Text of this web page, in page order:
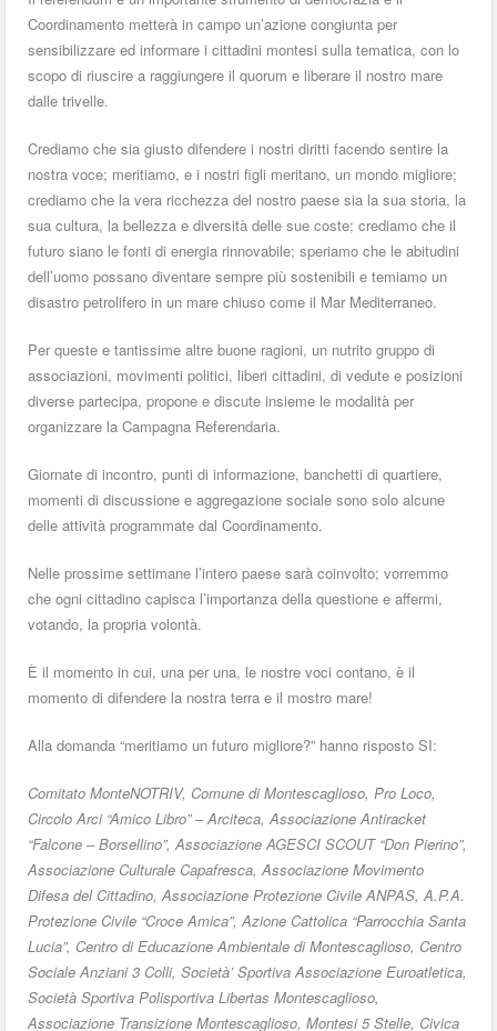
Coordinamento metterà in campo un’azione congiunta per
sensibilizzare ed informare i cittadini montesi sulla tematica, con lo
scopo di riuscire a raggiungere il quorum e liberare il nostro mare
dalle trivelle.
Crediamo che sia giusto difendere i nostri diritti facendo sentire la
nostra voce; meritiamo, e i nostri figli meritano, un mondo migliore;
crediamo che la vera ricchezza del nostro paese sia la sua storia, la
sua cultura, la bellezza e diversità delle sue coste; crediamo che il
futuro siano le fonti di energia rinnovabile; speriamo che le abitudini
dell’uomo possano diventare sempre più sostenibili e temiamo un
disastro petrolifero in un mare chiuso come il Mar Mediterraneo.
Per queste e tantissime altre buone ragioni, un nutrito gruppo di
associazioni, movimenti politici, liberi cittadini, di vedute e posizioni
diverse partecipa, propone e discute insieme le modalità per
organizzare la Campagna Referendaria.
Giornate di incontro, punti di informazione, banchetti di quartiere,
momenti di discussione e aggregazione sociale sono solo alcune
delle attività programmate dal Coordinamento.
Nelle prossime settimane l’intero paese sarà coinvolto; vorremmo
che ogni cittadino capisca l’importanza della questione e affermi,
votando, la propria volontà.
È il momento in cui, una per una, le nostre voci contano, è il
momento di difendere la nostra terra e il mostro mare!
Alla domanda “meritiamo un futuro migliore?” hanno risposto SI:
Comitato MonteNOTRIV, Comune di Montescaglioso, Pro Loco,
Circolo Arci “Amico Libro” – Arciteca, Associazione Antiracket
“Falcone – Borsellino”, Associazione AGESCI SCOUT “Don Pierino”,
Associazione Culturale Capafresca, Associazione Movimento
Difesa del Cittadino, Associazione Protezione Civile ANPAS, A.P.A.
Protezione Civile “Croce Amica”, Azione Cattolica “Parrocchia Santa
Lucia”, Centro di Educazione Ambientale di Montescaglioso, Centro
Sociale Anziani 3 Colli, Società’ Sportiva Associazione Euroatletica,
Società Sportiva Polisportiva Libertas Montescaglioso,
Associazione Transizione Montescaglioso, Montesi 5 Stelle, Civica